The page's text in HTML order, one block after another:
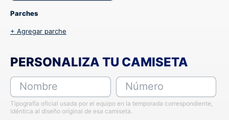
Parches
+ Agregar parche
PERSONALIZA TU CAMISETA
Nombre Número
Tipografía oficial usada por el equipo en la temporada correspondiente,
idéntica al diseño original de esa camiseta.